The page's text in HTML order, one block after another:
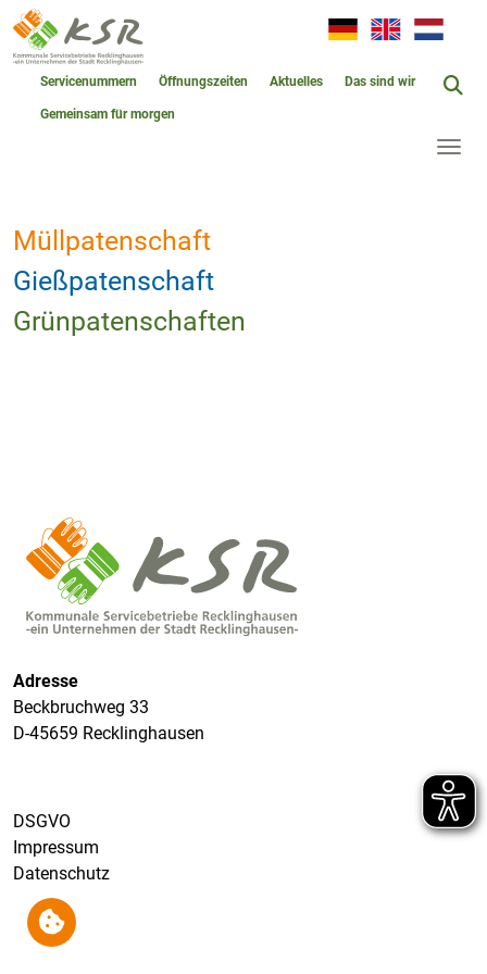
Servicenummern Öffnungszeiten Aktuelles Das sind wir
Gemeinsam für morgen
Müllpatenschaft
Gießpatenschaft
Grünpatenschaften
Adresse
Beckbruchweg 33
D-45659 Recklinghausen
DSGVO
Impressum
Datenschutz